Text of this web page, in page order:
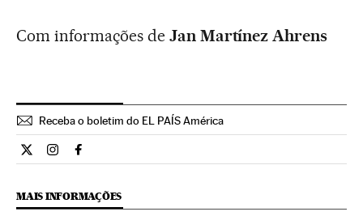
Com informações de Jan Martínez Ahrens
Receba o boletim do EL PAÍS América
Internacional El País Brasil en Twitter
Internacional El País Brasil en Instagram
Internacional El País Brasil en Facebook
MAIS INFORMAÇÕES